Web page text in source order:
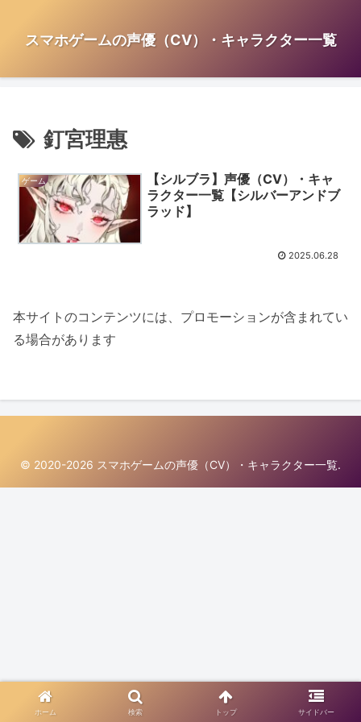
スマホゲームの声優（CV）・キャラクター一覧
釘宮理惠
ゲーム
【シルブラ】声優（CV）・キャ
ラクター一覧【シルバーアンドブ
ラッド】
2025.06.28
本サイトのコンテンツには、プロモーションが含まれてい
る場合があります
© 2020-2026 スマホゲームの声優（CV）・キャラクター一覧.
ホーム 検索 トップ サイドバー